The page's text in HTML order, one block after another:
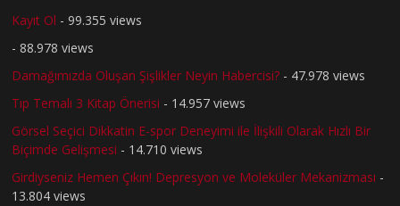
Kayıt Ol - 99.355 views
- 88.978 views
Damağımızda Oluşan Şişlikler Neyin Habercisi? - 47.978 views
Tıp Temalı 3 Kitap Önerisi - 14.957 views
Görsel Seçici Dikkatin E-spor Deneyimi ile İlişkili Olarak Hızlı Bir
Biçimde Gelişmesi - 14.710 views
Girdiyseniz Hemen Çıkın! Depresyon ve Moleküler Mekanizması -
13.804 views